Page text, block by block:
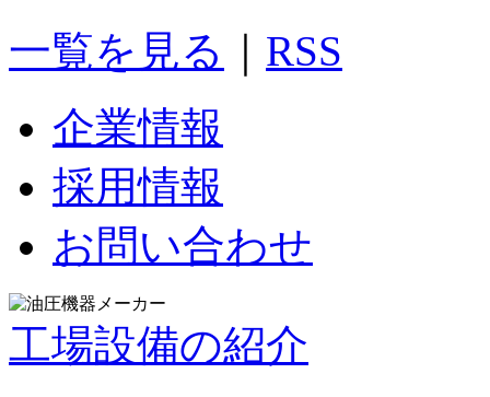
一覧を見る
RSS
企業情報
採用情報
お問い合わせ
工場設備の紹介